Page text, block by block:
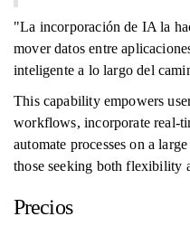
"La incorporación de IA la
mover datos entre
inteligente a lo largo del
This capability empowers
workflows, incorporate real-
automate processes on a
those seeking both flexibility
Precios